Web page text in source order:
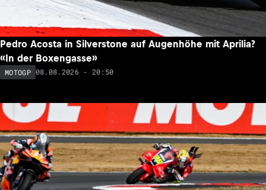
Pedro Acosta in Silverstone auf Augenhöhe mit Aprilia?
«In der Boxengasse»
MOTOGP 08.08.2026 - 20:50